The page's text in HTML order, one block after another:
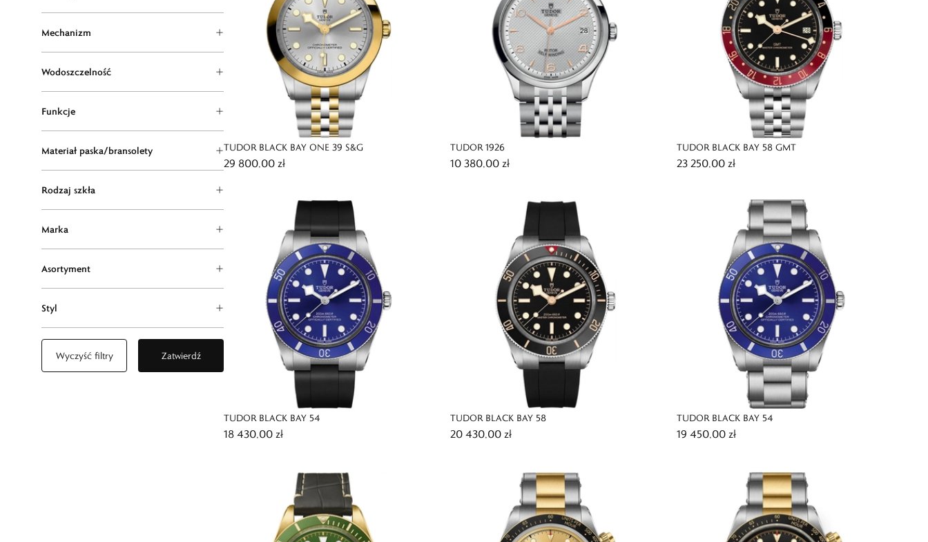
Mechanizm
Wodoszczelność
Funkcje
Materiał paska/bransolety
Rodzaj szkła
Marka
Asortyment
Styl
Wyczyść filtry Zatwierdź
TUDOR BLACK BAY ONE 39 S&G
29 800,00 zł
TUDOR 1926
10 380,00 zł
TUDOR BLACK BAY 58 GMT
23 250,00 zł
TUDOR BLACK BAY 54
18 430,00 zł
TUDOR BLACK BAY 58
20 430,00 zł
TUDOR BLACK BAY 54
19 450,00 zł